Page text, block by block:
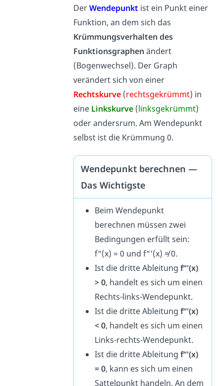
DerWendepunkt ist ein Punkt einer
Funktion, an dem sich das
Krümmungsverhalten des
Funktionsgraphenändert
(Bogenwechsel). Der Graph
verändert sich von einer
Rechtskurve (rechtsgekrümmt) in
eine Linkskurve (linksgekrümmt)
oder andersrum. Am Wendepunkt
selbst ist die Krümmung 0.
Wendepunkt berechnen —
Das Wichtigste
Beim Wendepunkt
berechnen müssen zwei
Bedingungen erfüllt sein:
f“(x) = 0 und f“'(x) ≠ 0.
Ist die dritte Ableitungf“'(x)
> 0, handelt es sich um einen
Rechts-links-Wendepunkt.
Ist die dritte Ableitungf“'(x)
< 0, handelt es sich um einen
Links-rechts-Wendepunkt.
Ist die dritte Ableitung f“'(x)
= 0, kann es sich um einen
Sattelpunkt handeln. An dem